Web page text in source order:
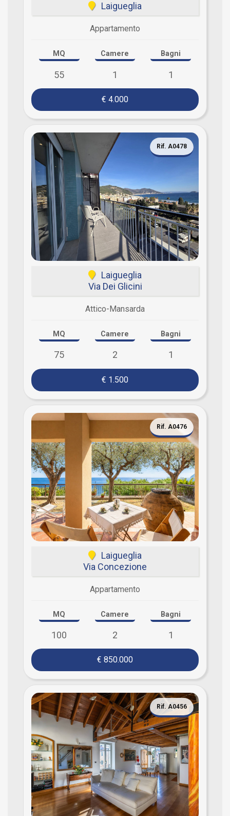
Laigueglia
Appartamento
MQ
55
Camere
1
Bagni
1
€ 4.000
Rif. A0478
Laigueglia
Via Dei Glicini
Attico-Mansarda
MQ
75
Camere
2
Bagni
1
€ 1.500
Rif. A0476
Laigueglia
Via Concezione
Appartamento
MQ
100
Camere
2
Bagni
1
€ 850.000
Rif. A0456